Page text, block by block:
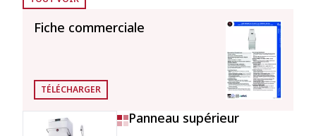
Contenance chaudière
rinçage
Consommation et économies d’énergie
Consommation
eau/cycle
2.8 l
Fiche commerciale
TÉLÉCHARGER
Panneau supérieur